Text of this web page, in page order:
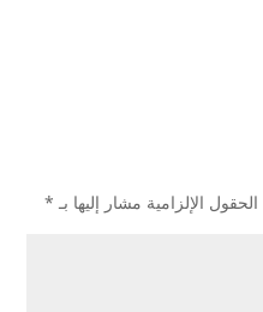
الحقول الإلزامية مشار إليها بـ *